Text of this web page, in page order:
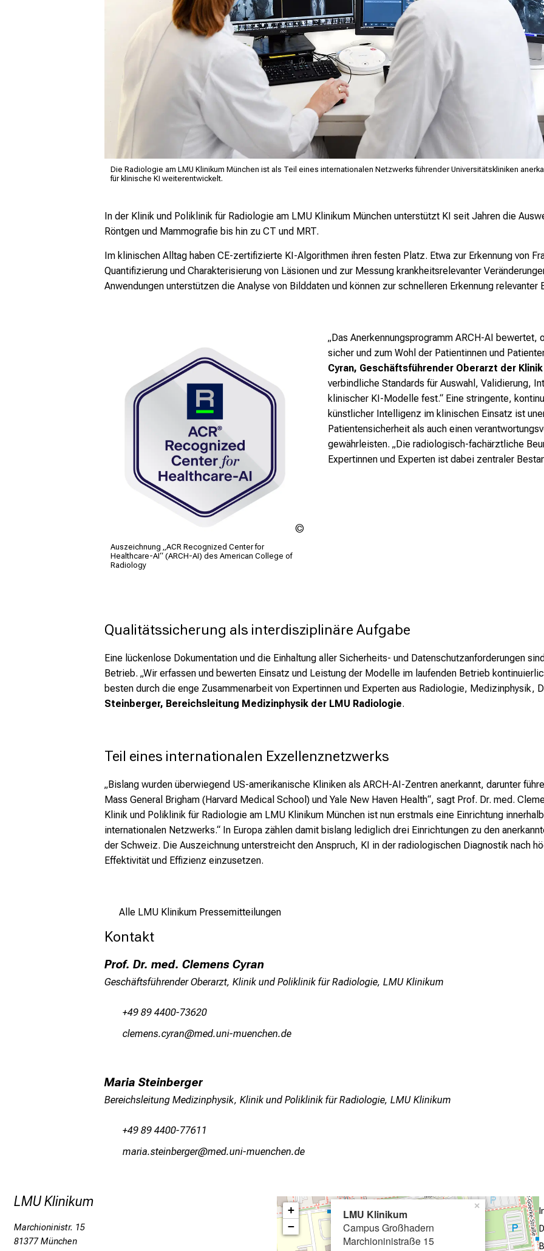
Die Radiologie am LMU Klinikum München ist als Teil eines internationalen Netzwerks führender Universitätskliniken
für klinische KI weiterentwickelt.
In der Klinik und Poliklinik für Radiologie am LMU Klinikum München unterstützt KI seit Jahren die
Röntgen und Mammografie bis hin zu CT und MRT.
Im klinischen Alltag haben CE-zertifizierte KI-Algorithmen ihren festen Platz. Etwa zur Erkennung von
Quantifizierung und Charakterisierung von Läsionen und zur Messung krankheitsrelevanter
Anwendungen unterstützen die Analyse von Bilddaten und können zur schnelleren Erkennung relevanter
Auszeichnung „ACR Recognized Center for
Healthcare-AI“ (ARCH-AI) des American College of
Radiology
„Das Anerkennungsprogramm ARCH-AI
sicher und zum Wohl der Patientinnen und
Cyran, Geschäftsführender Oberarzt der
verbindliche Standards für Auswahl, Validierung,
klinischer KI-Modelle fest.“ Eine stringente,
künstlicher Intelligenz im klinischen Einsatz ist
Patientensicherheit als auch einen
gewährleisten. „Die radiologisch-fachärztliche
Expertinnen und Experten ist dabei zentraler
Qualitätssicherung als interdisziplinäre Aufgabe
Eine lückenlose Dokumentation und die Einhaltung aller Sicherheits- und Datenschutzanforderungen
Betrieb. „Wir erfassen und bewerten Einsatz und Leistung der Modelle im laufenden Betrieb
besten durch die enge Zusammenarbeit von Expertinnen und Experten aus Radiologie, Medizinphysik,
Steinberger, Bereichsleitung Medizinphysik der LMU Radiologie.
Teil eines internationalen Exzellenznetzwerks
„Bislang wurden überwiegend US-amerikanische Kliniken als ARCH-AI-Zentren anerkannt, darunter
Mass General Brigham (Harvard Medical School) und Yale New Haven Health“, sagt Prof. Dr. med.
Klinik und Poliklinik für Radiologie am LMU Klinikum München ist nun erstmals eine Einrichtung
internationalen Netzwerks.“ In Europa zählen damit bislang lediglich drei Einrichtungen zu den
der Schweiz. Die Auszeichnung unterstreicht den Anspruch, KI in der radiologischen Diagnostik nach
Effektivität und Effizienz einzusetzen.
Alle LMU Klinikum Pressemitteilungen
Kontakt
Prof. Dr. med. Clemens Cyran
Geschäftsführender Oberarzt, Klinik und Poliklinik für Radiologie, LMU Klinikum
+49 89 4400-73620
yäiviucsyјpgu
vimtful_vfiuyJziu:: mi
Maria Steinberger
Bereichsleitung Medizinphysik, Klinik und Poliklinik für Radiologie, LMU Klinikum
+49 89 4400-77611
vgplgecbilujipxip
vim ful+vfiuyziuemi
LMU Klinikum
Marchioninistr. 15
81377 München
LMU Klinikum
Campus Großhadern
Marchioninistraße 15
×
+
−